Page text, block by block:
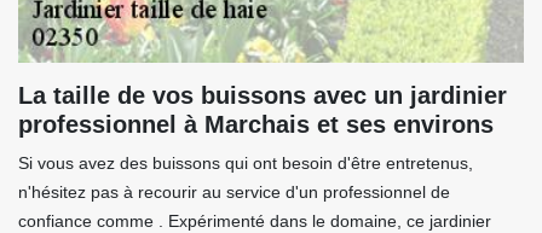
La taille de vos buissons avec un jardinier
professionnel à Marchais et ses environs
Si vous avez des buissons qui ont besoin d'être entretenus,
n'hésitez pas à recourir au service d'un professionnel de
confiance comme . Expérimenté dans le domaine, ce jardinier